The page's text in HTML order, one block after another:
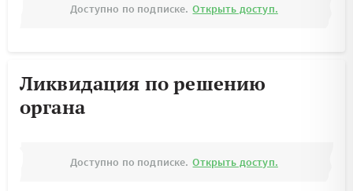
Доступно по подписке. Открыть доступ.
Ликвидация по решению
органа
Доступно по подписке. Открыть доступ.